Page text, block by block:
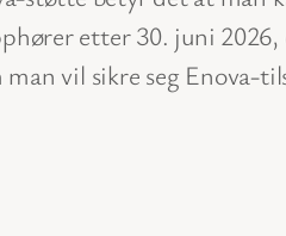
etter 30. juni
vil sikre seg Enova-